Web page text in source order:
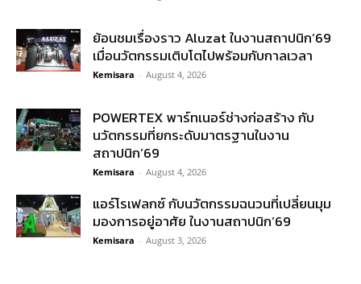
ย้อนชมเรื่องราว Aluzat ในงานสถาปนิก’69
เมื่อนวัตกรรมเติบโตไปพร้อมกับกาลเวลา
Kemisara - August 4, 2026
POWERTEX พาร์ทเนอร์ช่างก่อสร้าง กับ
นวัตกรรมที่ยกระดับมาตรฐานในงาน
สถาปนิก’69
Kemisara - August 4, 2026
แอร์โรเฟลกซ์ กับนวัตกรรมฉนวนที่เปลี่ยนมุม
มองการอยู่อาศัย ในงานสถาปนิก’69
Kemisara - August 3, 2026